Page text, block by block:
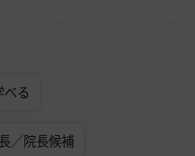
る
／院長候補